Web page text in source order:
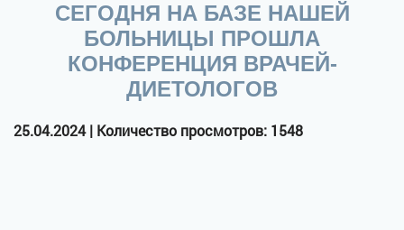
СЕГОДНЯ НА БАЗЕ НАШЕЙ
БОЛЬНИЦЫ ПРОШЛА
КОНФЕРЕНЦИЯ ВРАЧЕЙ-
ДИЕТОЛОГОВ
25.04.2024 | Количество просмотров: 1548